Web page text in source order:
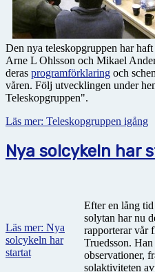
Den nya teleskopgruppen har
Arne L Ohlsson och Mikael
deras programförklaring och
våren. Följ utvecklingen under
Teleskopgruppen".
Läs mer: Teleskopgruppen igång
Nya solcykeln har
Efter en lång
solytan har nu
rapporterar vår
Truedsson.
observationer,
solaktiviteten
Läs mer: Nya
solcykeln har
startat